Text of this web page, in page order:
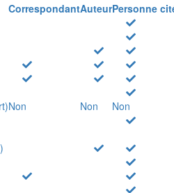
CorrespondantAuteurPersonne
Non Non Non